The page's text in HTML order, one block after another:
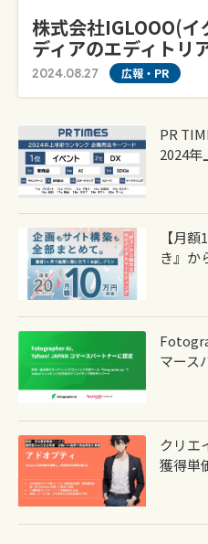
株式会社IGLOOO(
ディアのエディトリ
2024.08.27 広報・PR
PR
2024
【月
き』か
マース
クリエ
獲得単